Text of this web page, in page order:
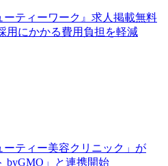
ーテ ィ ーワーク 』 求人 掲載無料
用 にかかる費用 負担 を軽減
ーテ ィ ー美容ク リ ニッ ク 」 が
byGMO 」 と連携開始